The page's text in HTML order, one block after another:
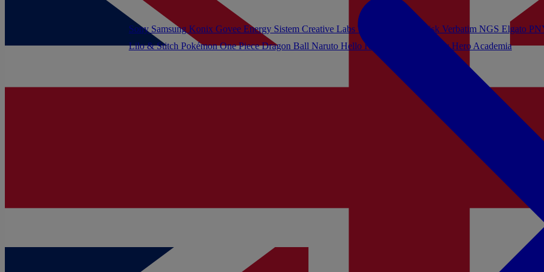
Lilo & Stitch PokémonOne PieceDragon Ball Naruto Hello Kitty My Hero Academia
Sony Samsung Konix Govee Energy Sistem Creative Labs Turtle Beach Sandisk Verbatim NGS Elgato